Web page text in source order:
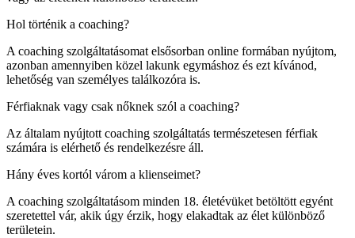
Hol történik a coaching?
A coaching szolgáltatásomat elsősorban online formában nyújtom,
azonban amennyiben közel lakunk egymáshoz és ezt kívánod,
lehetőség van személyes találkozóra is.
Férfiaknak vagy csak nőknek szól a coaching?
Az általam nyújtott coaching szolgáltatás természetesen férfiak
számára is elérhető és rendelkezésre áll.
Hány éves kortól várom a klienseimet?
A coaching szolgáltatásom minden 18. életévüket betöltött egyént
szeretettel vár, akik úgy érzik, hogy elakadtak az élet különböző
területein.